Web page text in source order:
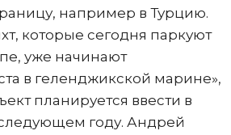
например в Турцию.
которые сегодня паркуют
уже начинают
в геленджикской марине»,
планируется ввести в
году. Андрей